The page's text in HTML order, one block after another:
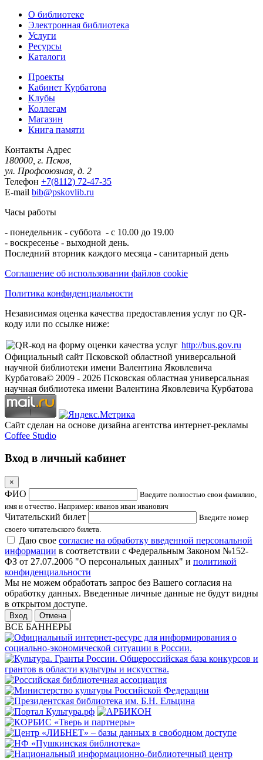
О библиотеке
Электронная библиотека
Услуги
Ресурсы
Каталоги
Проекты
Кабинет Курбатова
Клубы
Коллегам
Магазин
Книга памяти
Контакты Адрес
180000, г. Псков,
ул. Профсоюзная, д. 2
Телефон +7(8112) 72-47-35
E-mail bib@pskovlib.ru
Часы работы
- понедельник - суббота - с 10.00 до 19.00
- воскресенье - выходной день.
Последний вторник каждого месяца - санитарный день
Соглашение об использовании файлов cookie
Политика конфиденциальности
Независимая оценка качества предоставления услуг по QR-
коду или по ссылке ниже:
http://bus.gov.ru
Официальный сайт Псковской областной универсальной
научной библиотеки имени Валентина Яковлевича
Курбатова© 2009 - 2026 Псковская областная универсальная
научная библиотека имени Валентина Яковлевича Курбатова
Сайт сделан на основе дизайна агентства интернет-рекламы
Coffee Studio
Вход в личный кабинет
×
ФИО
Введите полностью свои фамилию,
имя и отчество. Например: иванов иван иванович
Читательский билет
Введите номер
своего читательского билета.
Даю свое согласие на обработку введенной персональной
информации в соответствии с Федеральным Законом №152-
ФЗ от 27.07.2006 "О персональных данных" и политикой
конфиденциальности
Мы не можем обработать запрос без Вашего согласия на
обработку данных. Введенные личные данные не будут видны
в открытом доступе.
Отмена
ВСЕ БАННЕРЫ